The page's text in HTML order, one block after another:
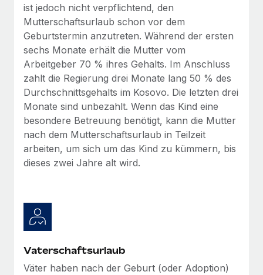
ist jedoch nicht verpflichtend, den
Mutterschaftsurlaub schon vor dem
Geburtstermin anzutreten. Während der ersten
sechs Monate erhält die Mutter vom
Arbeitgeber 70 % ihres Gehalts. Im Anschluss
zahlt die Regierung drei Monate lang 50 % des
Durchschnittsgehalts im Kosovo. Die letzten drei
Monate sind unbezahlt. Wenn das Kind eine
besondere Betreuung benötigt, kann die Mutter
nach dem Mutterschaftsurlaub in Teilzeit
arbeiten, um sich um das Kind zu kümmern, bis
dieses zwei Jahre alt wird.
Vaterschaftsurlaub
Väter haben nach der Geburt (oder Adoption)